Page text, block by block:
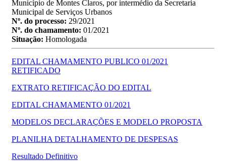
Município de Montes Claros, por intermédio da Secretaria
Municipal de Serviços Urbanos
Nº. do processo: 29/2021
Nº. do chamamento: 01/2021
Situação: Homologada
EDITAL CHAMAMENTO PUBLICO 01/2021
RETIFICADO
EXTRATO RETIFICAÇÃO DO EDITAL
EDITAL CHAMAMENTO 01/2021
MODELOS DECLARAÇÕES E MODELO PROPOSTA
PLANILHA DETALHAMENTO DE DESPESAS
Resultado Definitivo